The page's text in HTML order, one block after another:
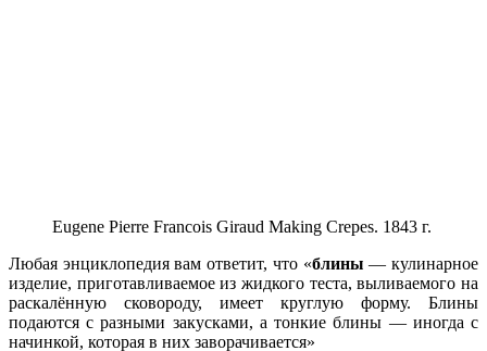
Eugene Pierre Francois Giraud Making Crepes. 1843 г.
Любая энциклопедия вам ответит, что «блины — кулинарное
изделие, приготавливаемое из жидкого теста, выливаемого на
раскалённую сковороду, имеет круглую форму. Блины
подаются с разными закусками, а тонкие блины — иногда с
начинкой, которая в них заворачивается»